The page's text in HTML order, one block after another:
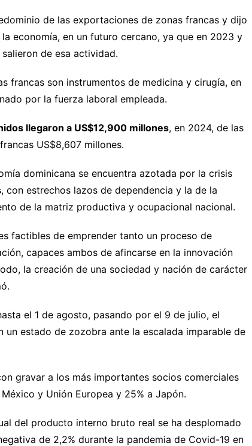
de las exportaciones de zonas francas y dijo
economía, en un futuro cercano, ya que en 2023 y
de esa actividad.
francas son instrumentos de medicina y cirugía, en
por la fuerza laboral empleada.
llegaron a US$12,900 millones, en 2024, de las
US$8,607 millones.
dominicana se encuentra azotada por la crisis
con estrechos lazos de dependencia y la de la
de la matriz productiva y ocupacional nacional.
factibles de emprender tanto un proceso de
capaces ambos de afincarse en la innovación
la creación de una sociedad y nación de carácter
el 1 de agosto, pasando por el 9 de julio, el
un estado de zozobra ante la escalada imparable de
gravar a los más importantes socios comerciales
y Unión Europea y 25% a Japón.
del producto interno bruto real se ha desplomado
de 2,2% durante la pandemia de Covid-19 en